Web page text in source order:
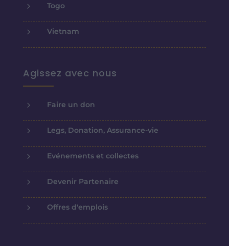
5 Togo
5 Vietnam
Agissez avec nous
5 Faire un don
5 Legs, Donation, Assurance-vie
5 Evénements et collectes
5 Devenir Partenaire
5 Offres d'emplois